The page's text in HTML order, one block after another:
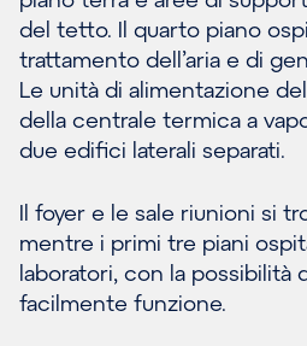
del tetto. Il quarto piano
trattamento dell’aria e di
Le unità di alimentazione
della centrale termica a
due edifici laterali separati.
Il foyer e le sale riunioni si
mentre i primi tre piani
laboratori, con la possibilità
facilmente funzione.